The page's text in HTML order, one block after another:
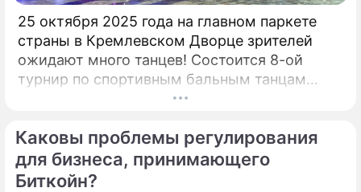
25 октября 2025 года на главном паркете
страны в Кремлевском Дворце зрителей
ожидают много танцев! Состоится 8-ой
турнир по спортивным бальным танцам
"Кубок Кремля – Гордость России!". Будет
европейской и латиноамериканской
программах среди любителей,
профессионалов и Про-Эм пар. Организатор
Каковы проблемы регулирования
для бизнеса, принимающего
Биткойн?